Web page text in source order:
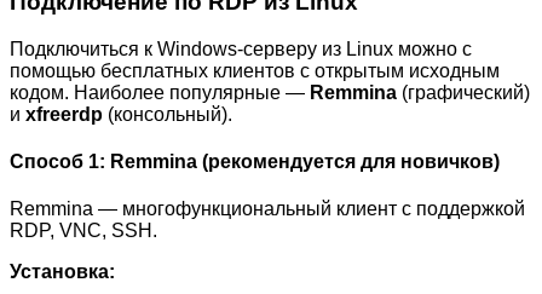
Подключиться к Windows-серверу из Linux можно с
помощью бесплатных клиентов с открытым исходным
кодом. Наиболее популярные — Remmina (графический)
и xfreerdp (консольный).
Способ 1: Remmina (рекомендуется для новичков)
Remmina — многофункциональный клиент с поддержкой
RDP, VNC, SSH.
Установка: